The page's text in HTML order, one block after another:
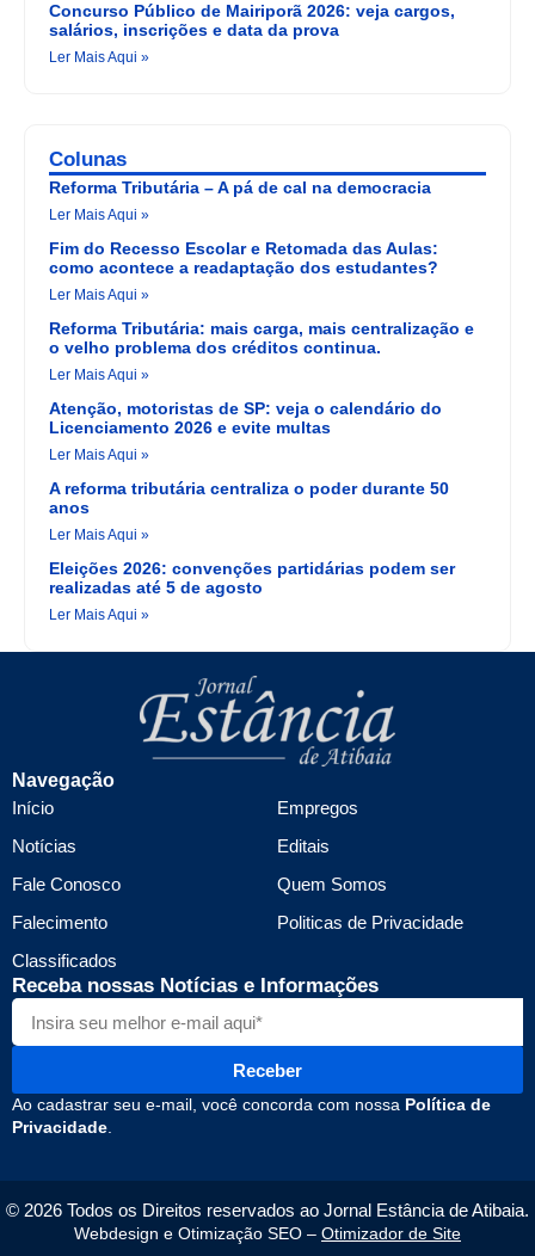
Concurso Público de Mairiporã 2026: veja cargos,
salários, inscrições e data da prova
Ler Mais Aqui »
Colunas
Reforma Tributária – A pá de cal na democracia
Ler Mais Aqui »
Fim do Recesso Escolar e Retomada das Aulas:
como acontece a readaptação dos estudantes?
Ler Mais Aqui »
Reforma Tributária: mais carga, mais centralização e
o velho problema dos créditos continua.
Ler Mais Aqui »
Atenção, motoristas de SP: veja o calendário do
Licenciamento 2026 e evite multas
Ler Mais Aqui »
A reforma tributária centraliza o poder durante 50
anos
Ler Mais Aqui »
Eleições 2026: convenções partidárias podem ser
realizadas até 5 de agosto
Ler Mais Aqui »
Navegação
Início
Notícias
Fale Conosco
Falecimento
Classificados
Empregos
Editais
Quem Somos
Politicas de Privacidade
Receba nossas Notícias e Informações
Receber
Ao cadastrar seu e-mail, você concorda com nossa Política de
Privacidade.
© 2026 Todos os Direitos reservados ao Jornal Estância de Atibaia.
Webdesign e Otimização SEO – Otimizador de Site